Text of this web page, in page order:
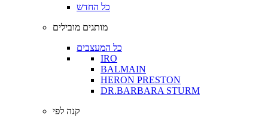
כל החדש
מותגים מובילים
כל המעצבים
IRO
BALMAIN
HERON PRESTON
DR.BARBARA STURM
קנה לפי